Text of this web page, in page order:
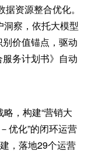
资源整合优化。
洞察，依托大模型
价值锚点，驱动
务计划书》自动
，构建“营销大
优化”的闭环运营
，落地29个运营